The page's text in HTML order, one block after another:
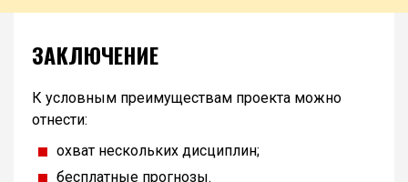
ЗАКЛЮЧЕНИЕ
К условным преимуществам проекта можно
отнести:
охват нескольких дисциплин;
бесплатные прогнозы.